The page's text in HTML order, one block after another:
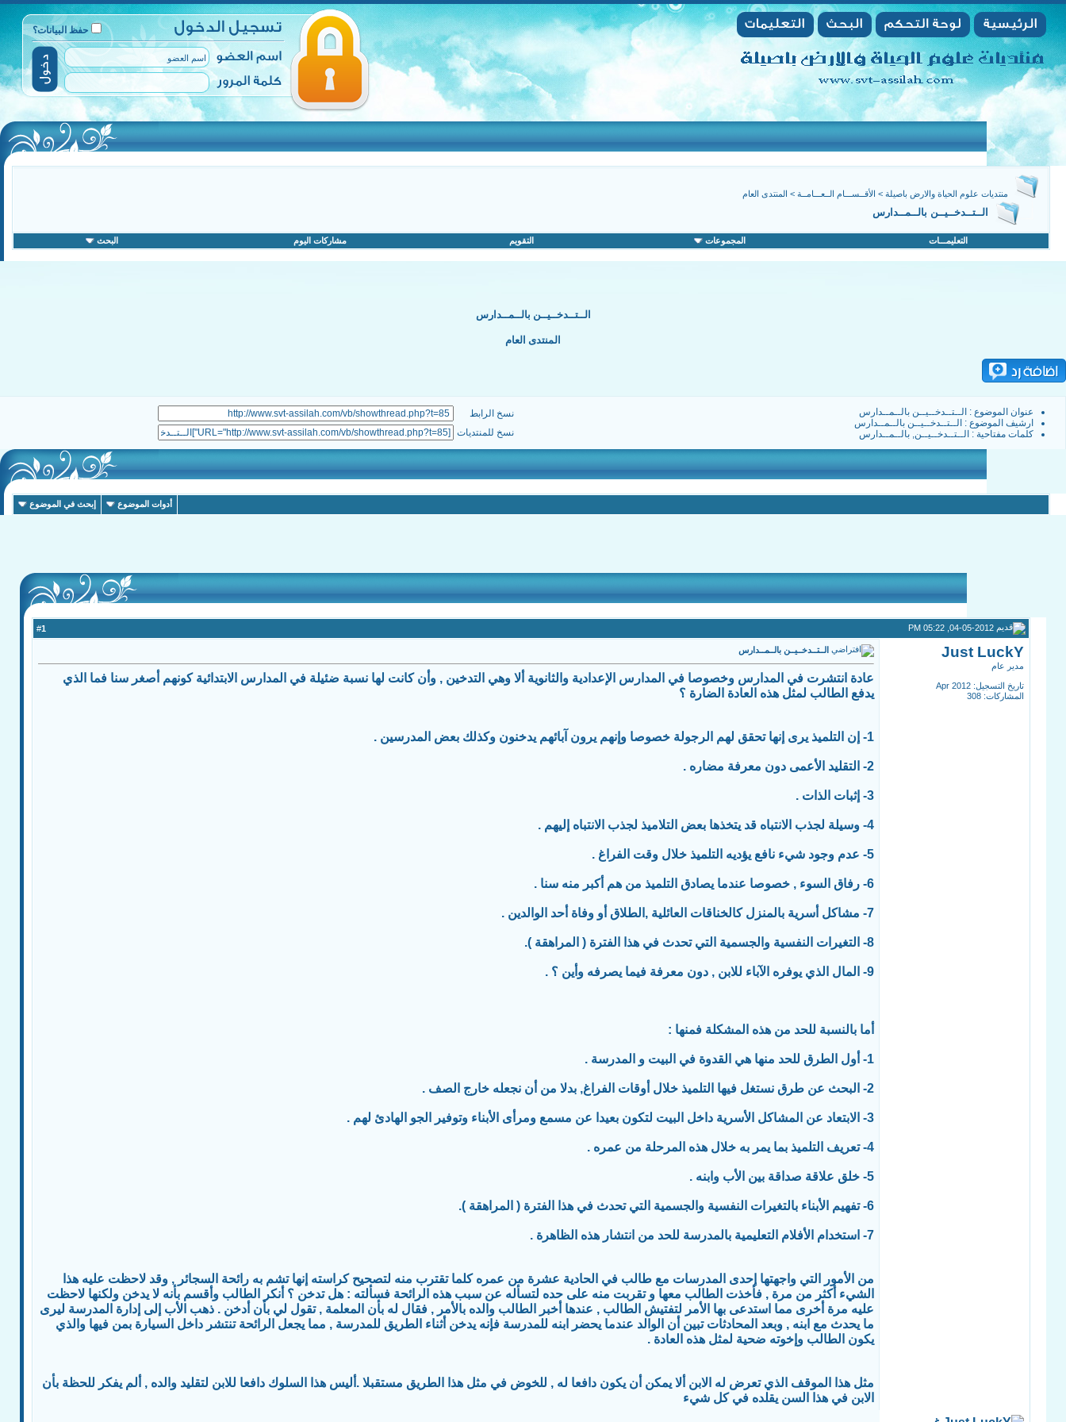
حفظ البيانات؟
منتديات علوم الحياة والارض باصيلة > الأقــســـام الــعـــامــة > المنتدى العام
الــتــدخــيــن بالــمــدارس
التعليمـــات المجموعات التقويم مشاركات اليوم البحث
الــتــدخــيــن بالــمــدارس
المنتدى العام
عنوان الموضوع : الــتــدخــيــن بالــمــدارس
ارشيف الموضوع : الــتــدخــيــن بالــمــدارس
كلمات مفتاحية : الــتــدخــيــن, بالــمــدارس
نسخ الرابط
نسخ للمنتديات
أدوات الموضوع إبحث في الموضوع
1
Just LuckY
مدير عام
تاريخ التسجيل: Apr 2012
المشاركات: 308
الــتــدخــيــن بالــمــدارس
عادة انتشرت في المدارس وخصوصا في المدارس الإعدادية والثانوية ألا وهي التدخين , وأن كانت لها نسبة ضئيلة في المدارس الابتدائية كونهم أصغر سنا فما الذي
يدفع الطالب لمثل هذه العادة الضارة ؟
1- إن التلميذ يرى إنها تحقق لهم الرجولة خصوصا وإنهم يرون آبائهم يدخنون وكذلك بعض المدرسين .
2- التقليد الأعمى دون معرفة مضاره .
3- إثبات الذات .
4- وسيلة لجذب الانتباه قد يتخذها بعض التلاميذ لجذب الانتباه إليهم .
5- عدم وجود شيء نافع يؤديه التلميذ خلال وقت الفراغ .
6- رفاق السوء , خصوصا عندما يصادق التلميذ من هم أكبر منه سنا .
7- مشاكل أسرية بالمنزل كالخناقات العائلية ,الطلاق أو وفاة أحد الوالدين .
8- التغيرات النفسية والجسمية التي تحدث في هذا الفترة ( المراهقة ).
9- المال الذي يوفره الآباء للابن , دون معرفة فيما يصرفه وأين ؟ .
أما بالنسبة للحد من هذه المشكلة فمنها :
1- أول الطرق للحد منها هي القدوة في البيت و المدرسة .
2- البحث عن طرق نستغل فيها التلميذ خلال أوقات الفراغ, بدلا من أن نجعله خارج الصف .
3- الابتعاد عن المشاكل الأسرية داخل البيت لتكون بعيدا عن مسمع ومرأى الأبناء وتوفير الجو الهادئ لهم .
4- تعريف التلميذ بما يمر به خلال هذه المرحلة من عمره .
5- خلق علاقة صداقة بين الأب وابنه .
6- تفهيم الأبناء بالتغيرات النفسية والجسمية التي تحدث في هذا الفترة ( المراهقة ).
7- استخدام الأفلام التعليمية بالمدرسة للحد من انتشار هذه الظاهرة .
من الأمور التي واجهتها إحدى المدرسات مع طالب في الحادية عشرة من عمره كلما تقترب منه لتصحيح كراسته إنها تشم به رائحة السجائر , وقد لاحظت عليه هذا
الشيء أكثر من مرة , فأخذت الطالب معها و تقربت منه على حده لتسأله عن سبب هذه الرائحة فسألته : هل تدخن ؟ أنكر الطالب وأقسم بأنه لا يدخن ولكنها لاحظت
عليه مرة أخرى مما استدعى بها الأمر لتفتيش الطالب , عندها أخبر الطالب والده بالأمر , فقال له بأن المعلمة , تقول لي بأن أدخن . ذهب الأب إلى إدارة المدرسة ليرى
ما يحدث مع ابنه , وبعد المحادثات تبين أن الوالد عندما يحضر ابنه للمدرسة فإنه يدخن أثناء الطريق للمدرسة , مما يجعل الرائحة تنتشر داخل السيارة بمن فيها والذي
يكون الطالب وإخوته ضحية لمثل هذه العادة .
مثل هذا الموقف الذي تعرض له الابن ألا يمكن أن يكون دافعا له , للخوض في مثل هذا الطريق مستقبلا .أليس هذا السلوك دافعا للابن لتقليد والده , ألم يفكر للحظة بأن
الابن في هذا السن يقلده في كل شيء